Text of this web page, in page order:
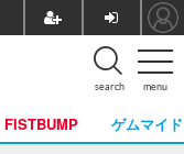
menu
search
FISTBUMP ゲムマイド